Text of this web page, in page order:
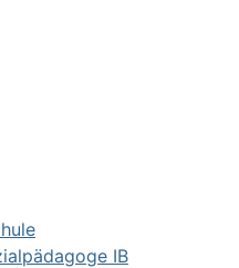
IB